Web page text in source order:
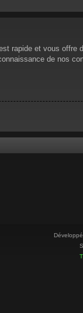
rapide et vous
de nos